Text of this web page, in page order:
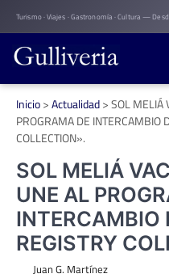
Skip
to
content
Turismo · Viajes · Gastronomía · Cultura —
Inicio>Actualidad>SOL MELIÁ
PROGRAMA DE INTERCAMBIO
COLLECTION».
SOL MELIÁ
UNE AL
INTERCAMBIO
REGISTRY
Juan G. Martínez